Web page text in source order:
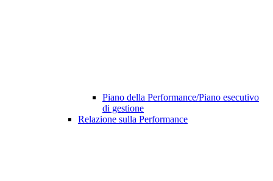
Piano della Performance/Piano esecutivo
di gestione
Relazione sulla Performance